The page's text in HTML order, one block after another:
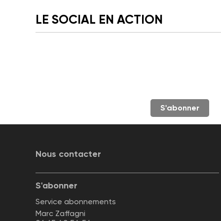
LE SOCIAL EN ACTION
S'abonner
Nous contacter
S'abonner
Service abonnements
Marc Zaffagni